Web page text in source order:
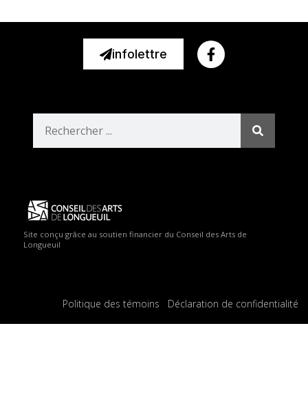
infolettre
Site conçu grâce au soutien financier du Conseil des Arts de
Longueuil
Politique des témoins Déclaration de confidentialité